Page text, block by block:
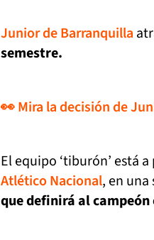
Junior de Barranquilla
semestre.
👀 Mira la decisión de
El equipo ‘tiburón’ está
Atlético Nacional, en
que definirá al campeón